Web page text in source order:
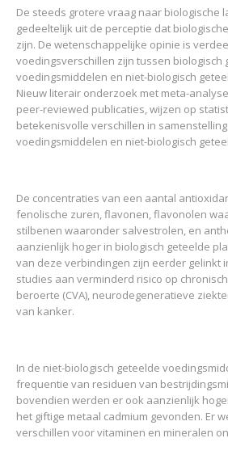
De steeds grotere vraag naar biologische
gedeeltelijk uit de perceptie dat
zijn. De wetenschappelijke opinie is
voedingsverschillen zijn tussen biologisch
voedingsmiddelen en niet-biologisch
Nieuw literair onderzoek met meta-
peer-reviewed publicaties, wijzen op
betekenisvolle verschillen in
voedingsmiddelen en niet-biologisch
De concentraties van een aantal
fenolische zuren, flavonen, flavonolen
stilbenen waaronder salvestrolen, en
aanzienlijk hoger in biologisch geteelde
van deze verbindingen zijn eerder gelinkt
studies aan verminderd risico op
beroerte (CVA), neurodegeneratieve
van kanker.
In de niet-biologisch geteelde
frequentie van residuen van
bovendien werden er ook aanzienlijk
het giftige metaal cadmium gevonden. Er
verschillen voor vitaminen en mineralen